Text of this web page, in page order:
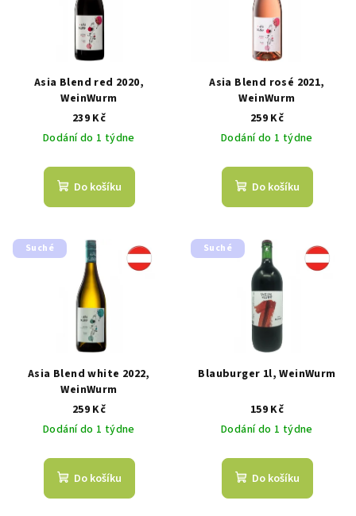
Asia Blend red 2020,
WeinWurm
239 Kč
Dodání do 1 týdne
Do košíku
Asia Blend rosé 2021,
WeinWurm
259 Kč
Dodání do 1 týdne
Do košíku
Suché
Asia Blend white 2022,
WeinWurm
259 Kč
Dodání do 1 týdne
Do košíku
Suché
Blauburger 1l, WeinWurm
159 Kč
Dodání do 1 týdne
Do košíku